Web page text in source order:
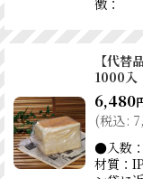
徴：
【代
1000入
6,480
(税込:
●入数
材質：